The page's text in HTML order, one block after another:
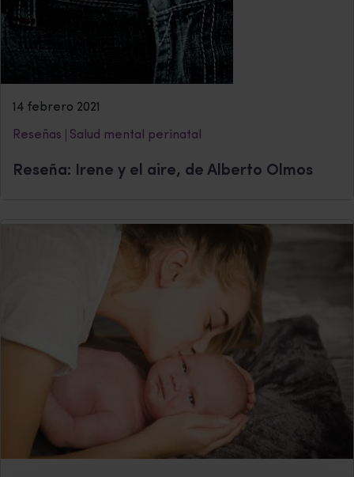
14 febrero 2021
Reseñas Salud mental perinatal
Reseña: Irene y el aire, de Alberto Olmos